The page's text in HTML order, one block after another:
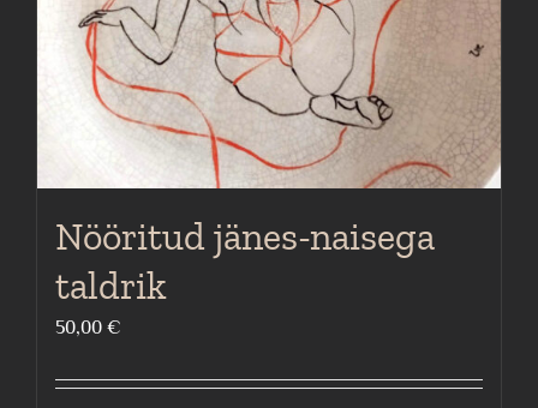
Nööritud jänes-naisega
taldrik
50,00 €